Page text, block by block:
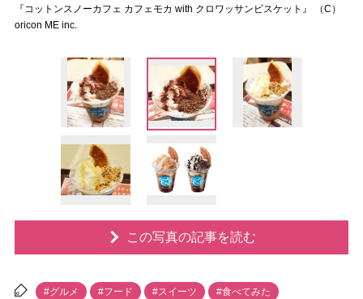
『コットンスノーカフェ カフェモカ with クロワッサンビスケット』 （C）
oricon ME inc.
この写真の記事を読む
#グルメ #フード #スイーツ #食べてみた